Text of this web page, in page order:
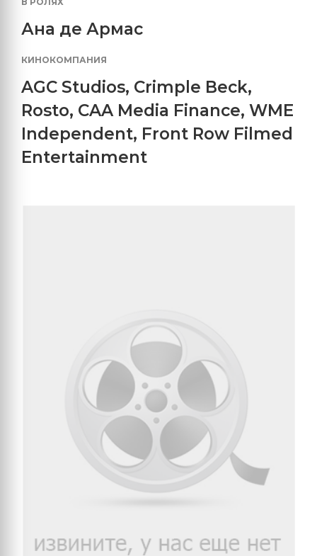
Ана де Армас
КИНОКОМПАНИЯ
AGC Studios, Crimple Beck,
Rosto, CAA Media Finance, WME
Independent, Front Row Filmed
Entertainment